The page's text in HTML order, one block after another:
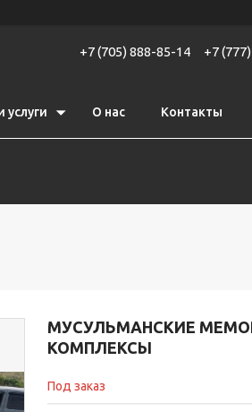
+7 (705) 888-85-14 +7
услуги О нас Контакты
МУСУЛЬМАНСКИЕ
КОМПЛЕКСЫ
Под заказ